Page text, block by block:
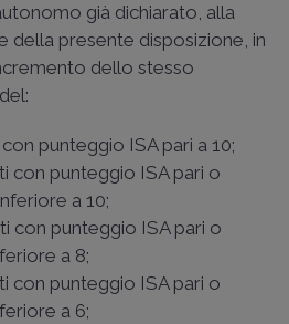
già dichiarato, alla
della presente disposizione, in
dello stesso
punteggio ISA pari a 10;
con punteggio ISA pari o
a 10;
con punteggio ISA pari o
a 8;
con punteggio ISA pari o
a 6;